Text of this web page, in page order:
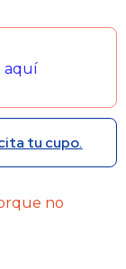
aquí
tu cupo.
no